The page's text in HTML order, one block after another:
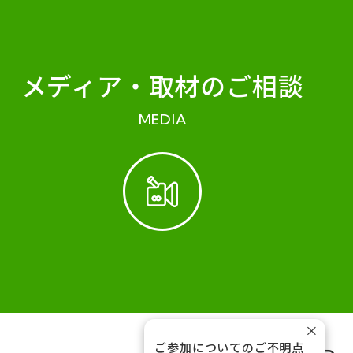
メディア・ 取材のご相談
MEDIA
ご参加についてのご不明点
×